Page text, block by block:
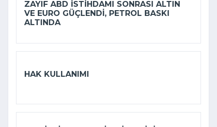
ZAYIF ABD ISTIHDAMI SONRASI ALTIN
VE EURO GÜÇLENDI, PETROL BASKI
ALTINDA
HAK KULLANIMI